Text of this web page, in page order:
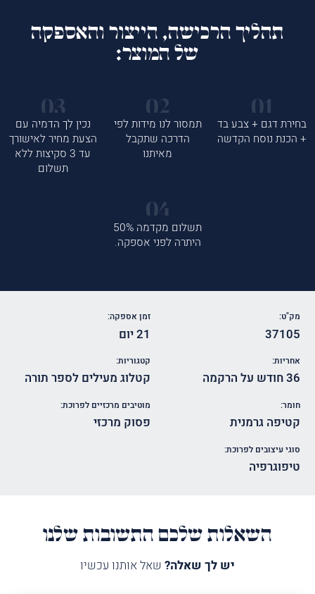
תהליך הרכישה, הייצור והאספקה
של המוצר:
בחירת דגם + צבע בד
+ הכנת נוסח הקדשה
תמסור לנו מידות לפי
הדרכה שתקבל
מאיתנו
נכין לך הדמיה עם
הצעת מחיר לאישורך
עד 3 סקיצות ללא
תשלום
תשלום מקדמה 50%
היתרה לפני אספקה.
מק"ט:
37105
זמן אספקה:
21 יום
אחריות:
36 חודש על הרקמה
קטגוריות:
קטלוג מעילים לספר תורה
חומר:
קטיפה גרמנית
מוטיבים מרכזיים לפרוכת:
פסוק מרכזי
סוגי עיצובים לפרוכת:
טיפוגרפיה
השאלות שלכם התשובות שלנו
יש לך שאלה? שאל אותנו עכשיו